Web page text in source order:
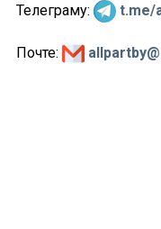
Телеграму: t.me/
Почте: